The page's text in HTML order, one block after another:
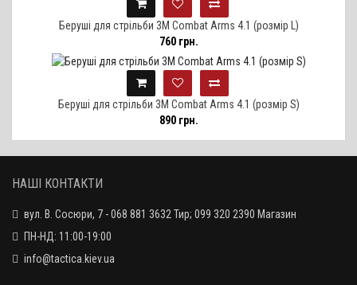
Беруші для стрільби 3M Combat Arms 4.1 (розмір L)
760 грн.
Беруші для стрільби 3M Combat Arms 4.1 (розмір S)
890 грн.
НАШІ КОНТАКТИ
вул. В. Сосюри, 7 - 068 881 3632 Тир; 099 320 2390 Магазин
ПН-НД: 11:00-19:00
info@tactica.kiev.ua